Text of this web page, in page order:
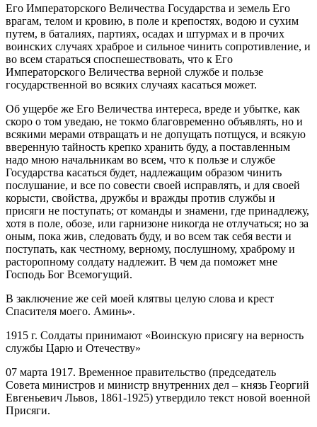
Его Императорского Величества Государства и земель Его
врагам, телом и кровию, в поле и крепостях, водою и сухим
путем, в баталиях, партиях, осадах и штурмах и в прочих
воинских случаях храброе и сильное чинить сопротивление, и
во всем стараться споспешествовать, что к Его
Императорского Величества верной службе и пользе
государственной во всяких случаях касаться может.
Об ущербе же Его Величества интереса, вреде и убытке, как
скоро о том уведаю, не токмо благовременно объявлять, но и
всякими мерами отвращать и не допущать потщуся, и всякую
вверенную тайность крепко хранить буду, а поставленным
надо мною начальникам во всем, что к пользе и службе
Государства касаться будет, надлежащим образом чинить
послушание, и все по совести своей исправлять, и для своей
корысти, свойства, дружбы и вражды против службы и
присяги не поступать; от команды и знамени, где принадлежу,
хотя в поле, обозе, или гарнизоне никогда не отлучаться; но за
оным, пока жив, следовать буду, и во всем так себя вести и
поступать, как честному, верному, послушному, храброму и
расторопному солдату надлежит. В чем да поможет мне
Господь Бог Всемогущий.
В заключение же сей моей клятвы целую слова и крест
Спасителя моего. Аминь».
1915 г. Солдаты принимают «Воинскую присягу на верность
службы Царю и Отечеству»
07 марта 1917. Временное правительство (председатель
Совета министров и министр внутренних дел – князь Георгий
Евгеньевич Львов, 1861-1925) утвердило текст новой военной
Присяги.